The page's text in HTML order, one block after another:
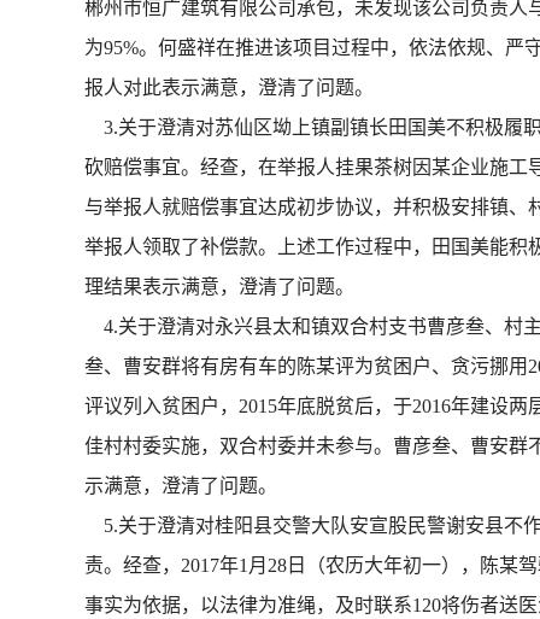
郴州市恒广建筑有限公司承包，未发现该公司负责
为95%。何盛祥在推进该项目过程中，依法依规、
报人对此表示满意，澄清了问题。
3.关于澄清对苏仙区坳上镇副镇长田国美不积极履
砍赔偿事宜。经查，在举报人挂果茶树因某企业施
与举报人就赔偿事宜达成初步协议，并积极安排镇
举报人领取了补偿款。上述工作过程中，田国美能
理结果表示满意，澄清了问题。
4.关于澄清对永兴县太和镇双合村支书曹彦叁、村
叁、曹安群将有房有车的陈某评为贫困户、贪污挪用
评议列入贫困户，2015年底脱贫后，于2016年建设
佳村村委实施，双合村委并未参与。曹彦叁、曹安
示满意，澄清了问题。
5.关于澄清对桂阳县交警大队安宣股民警谢安县不
责。经查，2017年1月28日（农历大年初一），陈某
事实为依据，以法律为准绳，及时联系120将伤者送